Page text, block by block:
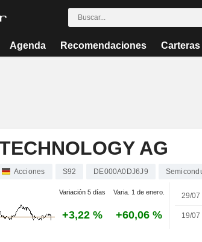
Agenda Recomendaciones Carteras
AG
Acciones S92 DE000A0DJ6J9
Variación 5 días Varia. 1 de enero.
+3,22 % +60,06 %
29/07
19/07